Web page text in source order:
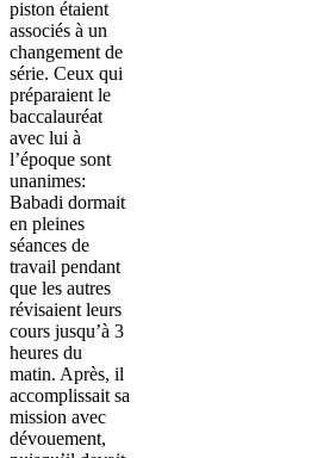
piston étaient
associés à un
changement de
série. Ceux qui
préparaient le
baccalauréat
avec lui à
l’époque sont
unanimes:
Babadi dormait
en pleines
séances de
travail pendant
que les autres
révisaient leurs
cours jusqu’à 3
heures du
matin. Après, il
accomplissait sa
mission avec
dévouement,